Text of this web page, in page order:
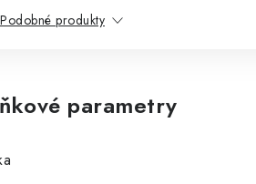
Podobné produkty
parametry